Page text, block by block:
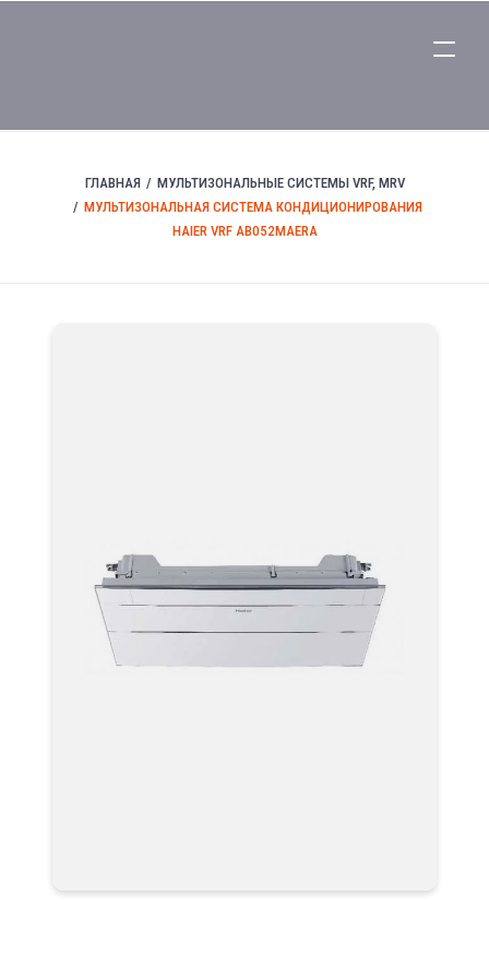
ГЛАВНАЯ
МУЛЬТИЗОНАЛЬНЫЕ СИСТЕМЫ VRF, MRV
МУЛЬТИЗОНАЛЬНАЯ СИСТЕМА КОНДИЦИОНИРОВАНИЯ
HAIER VRF AB052MAERA